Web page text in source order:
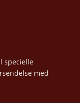
specielle
med